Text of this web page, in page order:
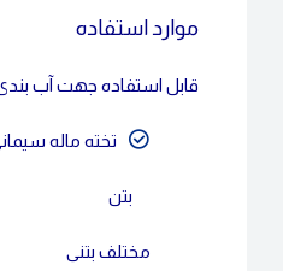
موارد استفاده
قابل استفاده جهت آب
تخته ماله
بتن
مختلف بتنی